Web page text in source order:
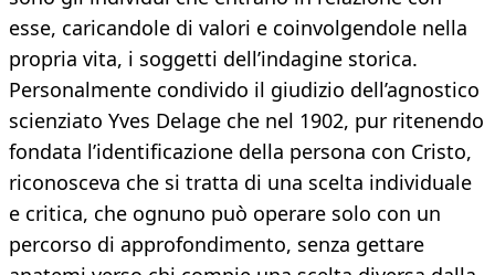
esse, caricandole di valori e coinvolgendole nella
propria vita, i soggetti dell’indagine storica.
Personalmente condivido il giudizio dell’agnostico
scienziato Yves Delage che nel 1902, pur ritenendo
fondata l’identificazione della persona con Cristo,
riconosceva che si tratta di una scelta individuale
e critica, che ognuno può operare solo con un
percorso di approfondimento, senza gettare